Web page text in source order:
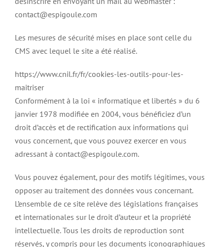
contact@espigoule.com
Les mesures de sécurité mises en place sont celle du
CMS avec lequel le site a été réalisé.
https://www.cnil.fr/fr/cookies-les-outils-pour-les-
maitriser
Conformément à la loi « informatique et libertés » du 6
janvier 1978 modifiée en 2004, vous bénéficiez d’un
droit d’accès et de rectification aux informations qui
vous concernent, que vous pouvez exercer en vous
adressant à contact@espigoule.com.
Vous pouvez également, pour des motifs légitimes, vous
opposer au traitement des données vous concernant.
L’ensemble de ce site relève des législations françaises
et internationales sur le droit d’auteur et la propriété
intellectuelle. Tous les droits de reproduction sont
réservés, y compris pour les documents iconographiques